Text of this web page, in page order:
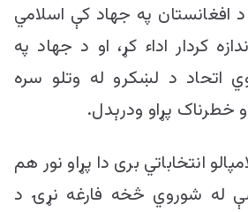
په جهاد کې اسلامي
کردار اداء کړ، او د جهاد په
اتحاد د لښکرو له وتلو سره
خطرناک پړاو ودرېدل.
انتخاباتي بری دا پړاو نور هم
له شوروي څخه فارغه نړۍ د